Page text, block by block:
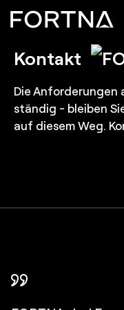
Kontakt
Die Anforderungen
ständig - bleiben
auf diesem Weg.
FORTNA hat uns